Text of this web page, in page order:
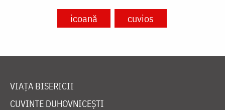
icoană cuvios
VIAȚA BISERICII
CUVINTE DUHOVNICEȘTI